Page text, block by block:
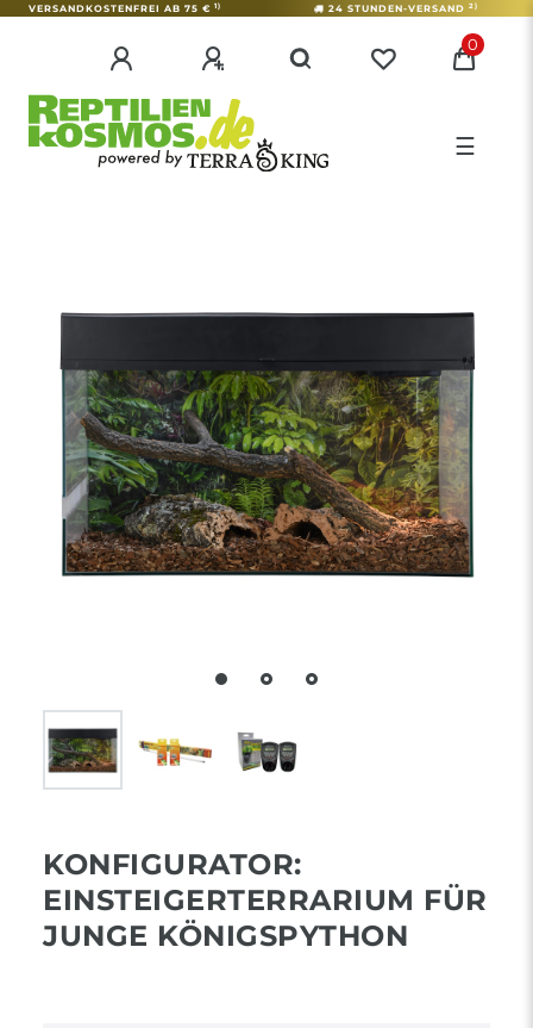
VERSANDKOSTENFREI AB 75 € 1) 24 STUNDEN-VERSAND 2)
0
☰
KONFIGURATOR:
EINSTEIGERTERRARIUM FÜR
JUNGE KÖNIGSPYTHON